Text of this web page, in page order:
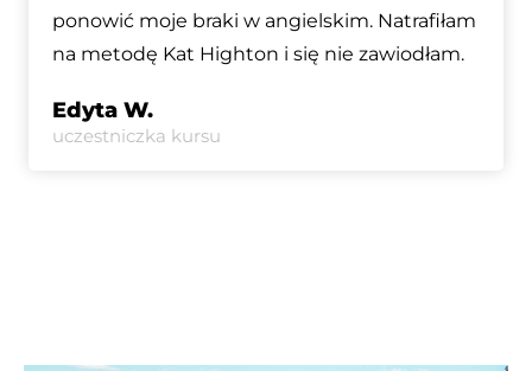
ponowić moje braki w angielskim. Natrafiłam
na metodę Kat Highton i się nie zawiodłam.
Edyta W.
uczestniczka kursu